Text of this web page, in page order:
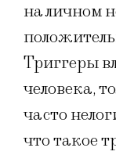
на личном
Триггеры
человека,
часто
что такое